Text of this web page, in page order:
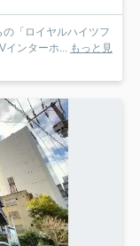
「ロイヤルハイツフ
ンターホ...
もっと見